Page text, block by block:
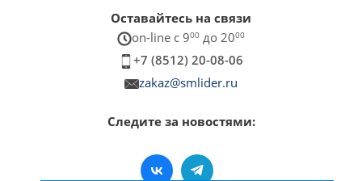
Оставайтесь на связи
on-line c 900 до 2000
+7 (8512) 20-08-06
zakaz@smlider.ru
Следите за новостями: